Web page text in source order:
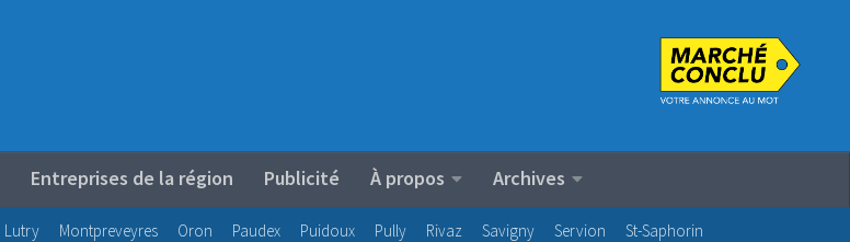
Entreprises de la région Publicité À propos Archives
Lutry Montpreveyres Oron Paudex Puidoux Pully Rivaz Savigny Servion St-Saphorin